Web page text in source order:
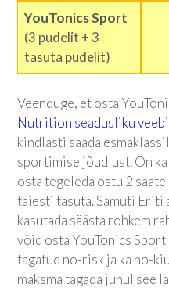
YouTonics Sport
(3 pudelit + 3
tasuta pudelit)
Veenduge, et osta
Nutrition seadusliku
kindlasti saada
sportimise jõudlust. On
osta tegeleda ostu 2 saate
täiesti tasuta. Samuti Eriti
kasutada säästa rohkem
võid osta YouTonics Sport
tagatud no-risk ja ka no-
maksma tagada juhul see